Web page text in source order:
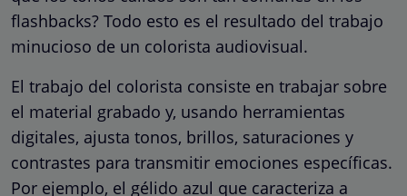
flashbacks? Todo esto es el resultado del trabajo
minucioso de un colorista audiovisual.
El trabajo del colorista consiste en trabajar sobre
el material grabado y, usando herramientas
digitales, ajusta tonos, brillos, saturaciones y
contrastes para transmitir emociones específicas.
Por ejemplo, el gélido azul que caracteriza a